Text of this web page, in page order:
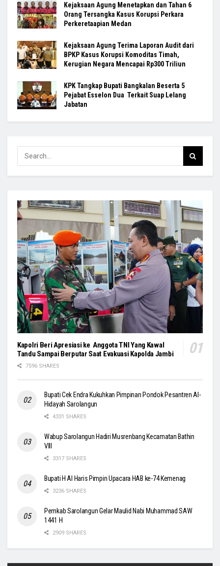
Kejaksaan Agung Menetapkan dan Tahan 6
Orang Tersangka Kasus Korupsi Perkara
Perkeretaapian Medan
Kejaksaan Agung Terima Laporan Audit dari
BPKP Kasus Korupsi Komoditas Timah,
Kerugian Negara Mencapai Rp300 Triliun
KPK Tangkap Bupati Bangkalan Beserta 5
Pejabat Esselon Dua Terkait Suap Lelang
Jabatan
Kapolri Beri Apresiasi ke Anggota TNI Yang Kawal
Tandu Sampai Berputar Saat Evakuasi Kapolda Jambi
7596 SHARES
Bupati Cek Endra Kukuhkan Pimpinan Pondok Pesantren Al-
Hidayah Sarolangun
4331 SHARES
Wabup Sarolangun Hadiri Musrenbang Kecamatan Bathin
VIII
3317 SHARES
Bupati H Al Haris Pimpin Upacara HAB ke-74 Kemenag
3236 SHARES
Pemkab Sarolangun Gelar Maulid Nabi Muhammad SAW
1441 H
2909 SHARES